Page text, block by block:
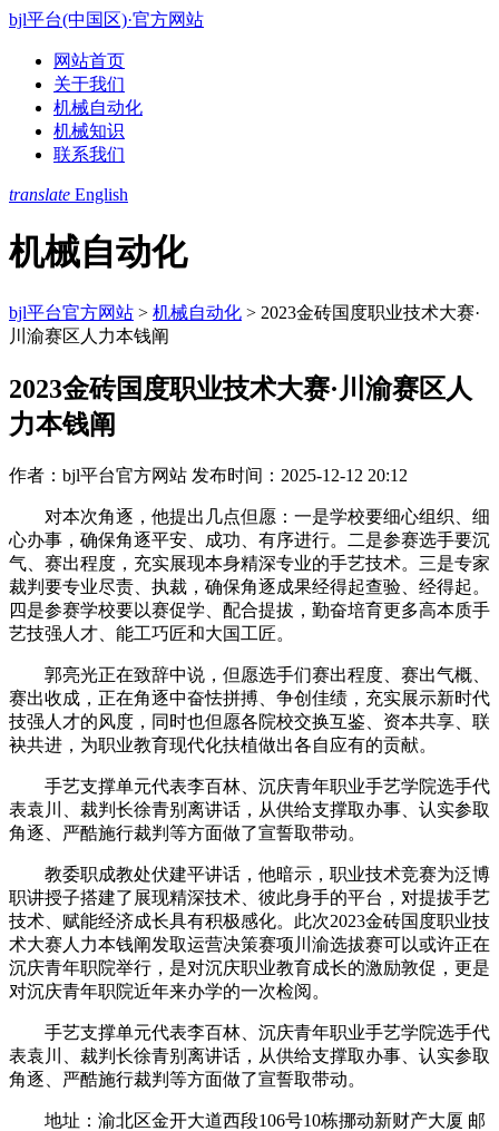
bjl平台(中国区)·官方网站
网站首页
关于我们
机械自动化
机械知识
联系我们
translate English
机械自动化
bjl平台官方网站 > 机械自动化 > 2023金砖国度职业技术大赛·
川渝赛区人力本钱阐
2023金砖国度职业技术大赛·川渝赛区人
力本钱阐
作者：bjl平台官方网站 发布时间：2025-12-12 20:12
对本次角逐，他提出几点但愿：一是学校要细心组织、细
心办事，确保角逐平安、成功、有序进行。二是参赛选手要沉
气、赛出程度，充实展现本身精深专业的手艺技术。三是专家
裁判要专业尽责、执裁，确保角逐成果经得起查验、经得起。
四是参赛学校要以赛促学、配合提拔，勤奋培育更多高本质手
艺技强人才、能工巧匠和大国工匠。
郭亮光正在致辞中说，但愿选手们赛出程度、赛出气概、
赛出收成，正在角逐中奋怯拼搏、争创佳绩，充实展示新时代
技强人才的风度，同时也但愿各院校交换互鉴、资本共享、联
袂共进，为职业教育现代化扶植做出各自应有的贡献。
手艺支撑单元代表李百林、沉庆青年职业手艺学院选手代
表袁川、裁判长徐青别离讲话，从供给支撑取办事、认实参取
角逐、严酷施行裁判等方面做了宣誓取带动。
教委职成教处伏建平讲话，他暗示，职业技术竞赛为泛博
职讲授子搭建了展现精深技术、彼此身手的平台，对提拔手艺
技术、赋能经济成长具有积极感化。此次2023金砖国度职业技
术大赛人力本钱阐发取运营决策赛项川渝选拔赛可以或许正在
沉庆青年职院举行，是对沉庆职业教育成长的激励敦促，更是
对沉庆青年职院近年来办学的一次检阅。
手艺支撑单元代表李百林、沉庆青年职业手艺学院选手代
表袁川、裁判长徐青别离讲话，从供给支撑取办事、认实参取
角逐、严酷施行裁判等方面做了宣誓取带动。
地址：渝北区金开大道西段106号10栋挪动新财产大厦 邮